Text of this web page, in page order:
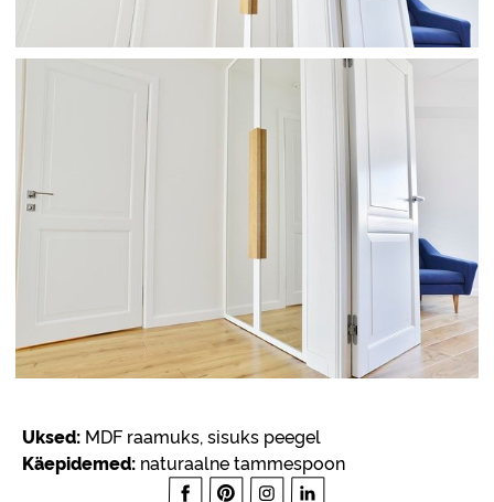
Uksed: MDF raamuks, sisuks peegel
Käepidemed: naturaalne tammespoon